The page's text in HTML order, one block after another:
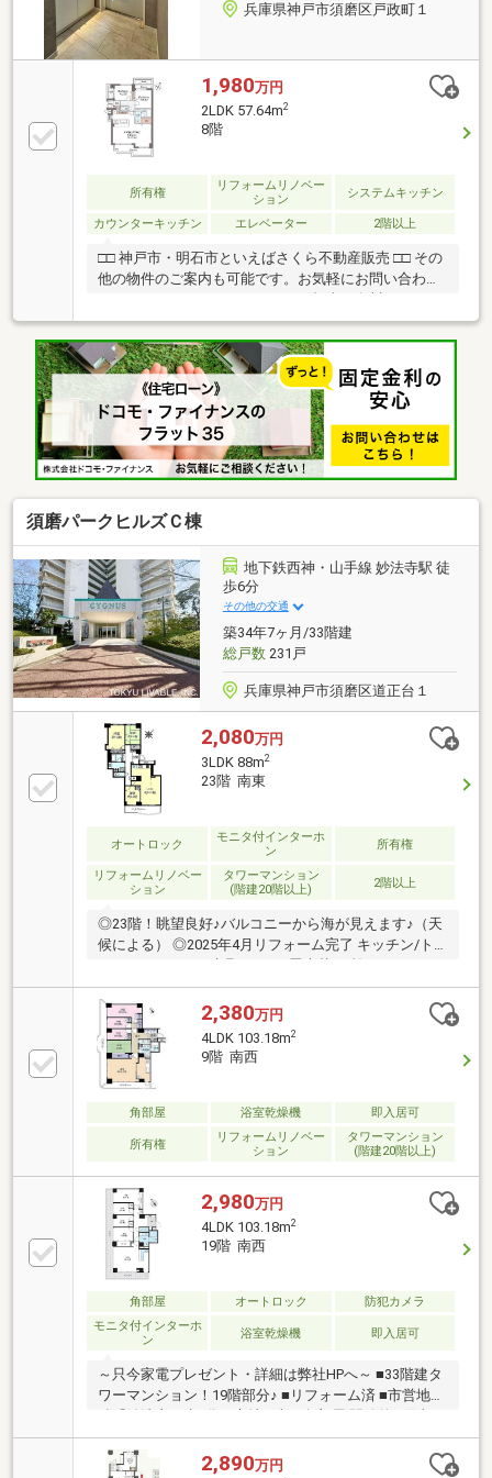
兵庫県神戸市須磨区戸政町１
1,980万円
2LDK 57.64m2
8階
所有権
リフォームリノベー
ション
システムキッチン
カウンターキッチン エレベーター 2階以上
□□ 神戸市・明石市といえばさくら不動産販売 □□ その
他の物件のご案内も可能です。お気軽にお問い合わせ
須磨パークヒルズＣ棟
地下鉄西神・山手線 妙法寺駅 徒
歩6分
その他の交通
築34年7ヶ月/33階建
総戸数231戸
兵庫県神戸市須磨区道正台１
2,080万円
3LDK 88m2
23階 南東
オートロック
モニタ付インターホ
ン
所有権
リフォームリノベー
ション
タワーマンション
(階建20階以上)
2階以上
◎23階！眺望良好♪バルコニーから海が見えます♪（天
候による） ◎2025年4月リフォーム完了 キッチン/ト
フロア貼替 他
2,380万円
4LDK 103.18m2
9階 南西
角部屋 浴室乾燥機 即入居可
所有権
リフォームリノベー
ション
タワーマンション
(階建20階以上)
2,980万円
4LDK 103.18m2
19階 南西
角部屋 オートロック
防犯カメラ
モニタ付インターホ
ン
浴室乾燥機 即入居可
～只今家電プレゼント・詳細は弊社HPへ～ ■33階建タ
ワーマンション！19階部分♪ ■リフォーム済 ■市営地下
通風良好
2,890万円